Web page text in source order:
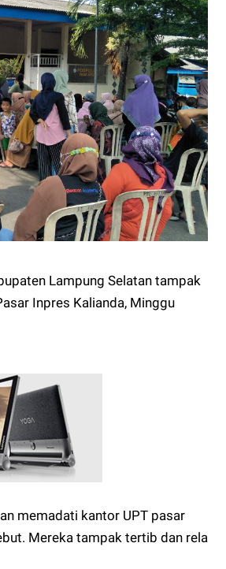
Lampung Selatan tampak
Inpres Kalianda, Minggu
memadati kantor UPT pasar
Mereka tampak tertib dan rela